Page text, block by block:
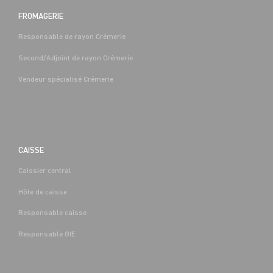
FROMAGERIE
Responsable de rayon Crémerie
Second/Adjoint de rayon Crémerie
Vendeur spécialisé Crémerie
CAISSE
Caissier central
Hôte de caisse
Responsable caisse
Responsable GIE